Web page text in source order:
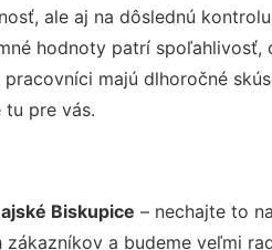
ale aj na dôslednú
hodnoty patrí spoľahlivosť,
majú dlhoročné
pre vás.
Biskupice – nechajte to
a budeme veľmi